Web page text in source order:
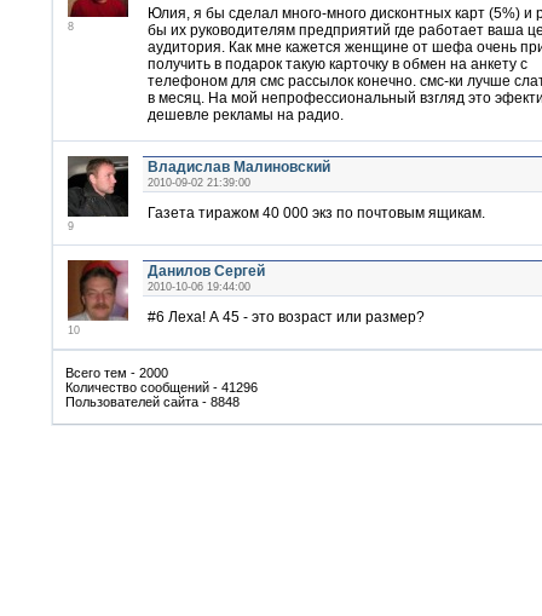
8
Юлия, я бы сделал много-много дисконтных карт (5%) и
бы их руководителям предприятий где работает ваша
аудитория. Как мне кажется женщине от шефа очень
получить в подарок такую карточку в обмен на анкету с
телефоном для смс рассылок конечно. смс-ки лучше
в месяц. На мой непрофессиональный взгляд это
дешевле рекламы на радио.
9
Владислав Малиновский
2010-09-02 21:39:00
Газета тиражом 40 000 экз по почтовым ящикам.
10
Данилов Сергей
2010-10-06 19:44:00
#6 Леха! А 45 - это возраст или размер?
Всего тем - 2000
Количество сообщений - 41296
Пользователей сайта - 8848